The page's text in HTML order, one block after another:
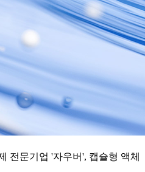
전문기업 '자우버', 캡슐형 액체